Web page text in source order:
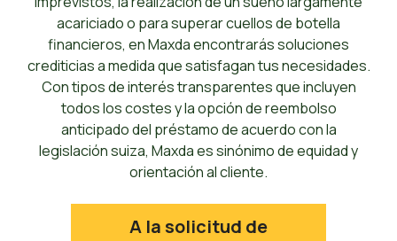
acariciado o para superar cuellos de botella
financieros, en Maxda encontrarás soluciones
crediticias a medida que satisfagan tus necesidades.
Con tipos de interés transparentes que incluyen
todos los costes y la opción de reembolso
anticipado del préstamo de acuerdo con la
legislación suiza, Maxda es sinónimo de equidad y
orientación al cliente.
A la solicitud de